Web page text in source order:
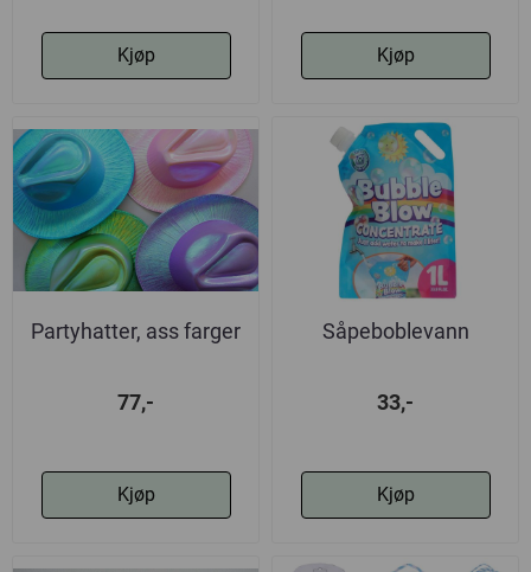
Kjøp Kjøp
Partyhatter, ass farger
77,-
Kjøp
Såpeboblevann
33,-
Kjøp